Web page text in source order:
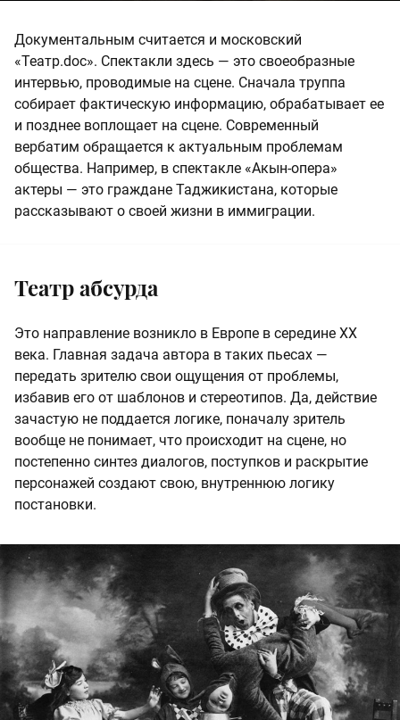
Документальным считается и московский
«Театр.doc». Спектакли здесь — это своеобразные
интервью, проводимые на сцене. Сначала труппа
собирает фактическую информацию, обрабатывает ее
и позднее воплощает на сцене. Современный
вербатим обращается к актуальным проблемам
общества. Например, в спектакле «Акын-опера»
актеры — это граждане Таджикистана, которые
рассказывают о своей жизни в иммиграции.
Театр абсурда
Это направление возникло в Европе в середине XX
века. Главная задача автора в таких пьесах —
передать зрителю свои ощущения от проблемы,
избавив его от шаблонов и стереотипов. Да, действие
зачастую не поддается логике, поначалу зритель
вообще не понимает, что происходит на сцене, но
постепенно синтез диалогов, поступков и раскрытие
персонажей создают свою, внутреннюю логику
постановки.